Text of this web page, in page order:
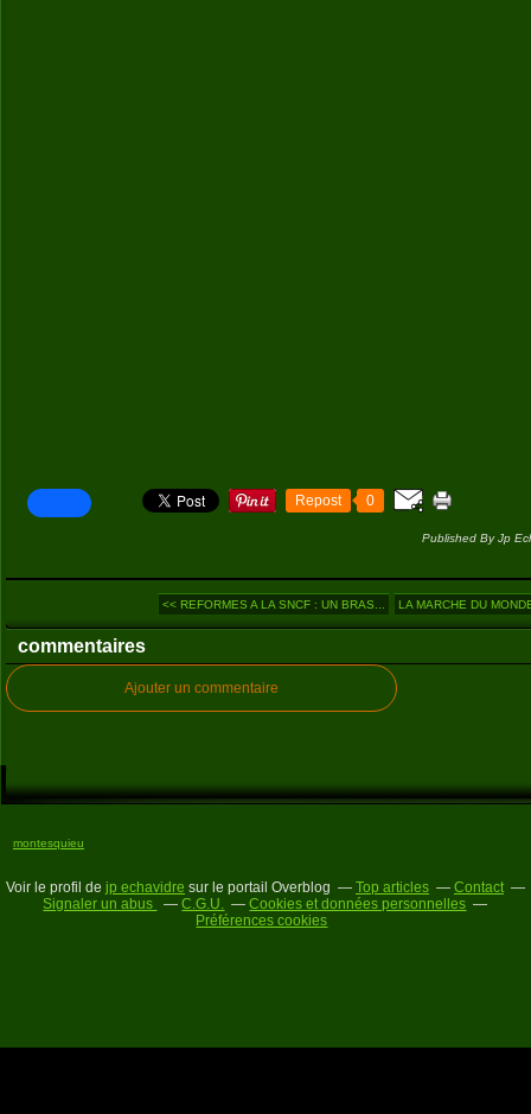
Repost 0
Published By Jp
<< REFORMES A LA SNCF : UN BRAS... LA MARCHE DU
commentaires
Ajouter un commentaire
montesquieu
Voir le profil de jp echavidre sur le portail Overblog Top articles
Contact
Signaler un abus
C.G.U.
Cookies et données personnelles
Préférences cookies